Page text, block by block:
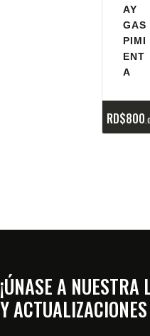
AY
GAS
PIMI
ENT
A
RD$800
¡ÚNASE A
Y